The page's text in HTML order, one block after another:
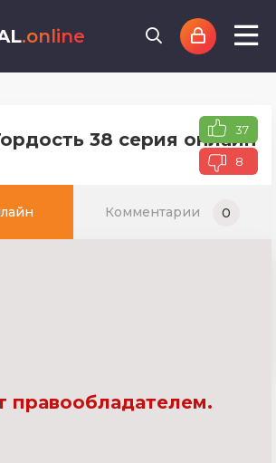
.online
38 серия онлайн
37
8
Комментарии 0
правообладателем.